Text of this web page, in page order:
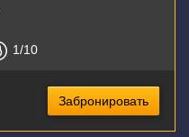
1/10
Забронировать